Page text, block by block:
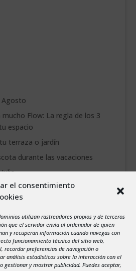
el consentimiento
dominios utilizan rastreadores propios y de terceros
que el servidor envía al ordenador de quien
y recuperan información cuando navegas con
funcionamiento técnico del sitio web,
recordar preferencias de navegación o
análisis estadísticos sobre la interacción con el
gestionar y mostrar publicidad. Puedes aceptar,
Agosto
Flow: La regla de los 3
espacio
terraza o jardín
durante las vacaciones
agosto 2026
1
2
6 7 8
9
13 14 15
16
20 21 22 23